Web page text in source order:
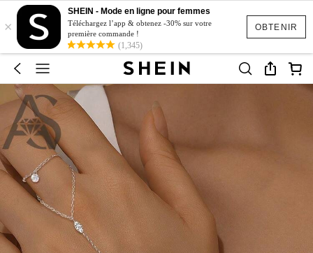
OBTENIR
×
SHEIN - Mode en ligne pour femmes
Téléchargez l’app & obtenez -30% sur votre
première commande !
(1,345)